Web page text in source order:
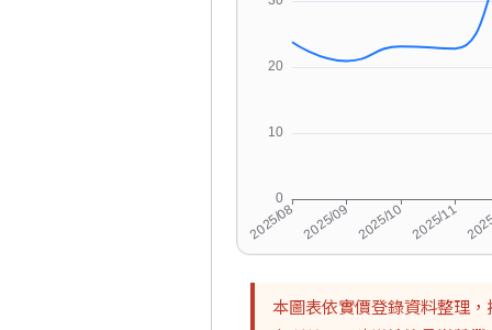
本圖表依實價登錄資料整理